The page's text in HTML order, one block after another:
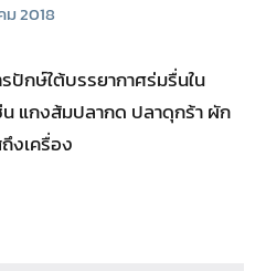
2018
ปักษ์ใต้บรรยากาศร่มรื่นใน
น แกงส้มปลากด ปลาดุกร้า ผัก
งเครื่อง